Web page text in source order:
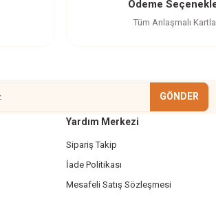
Gönder
Ödeme
Tüm Anlaşmalı
GÖNDER
Yardım Merkezi
Sipariş Takip
İade Politikası
Mesafeli Satış Sözleşmesi